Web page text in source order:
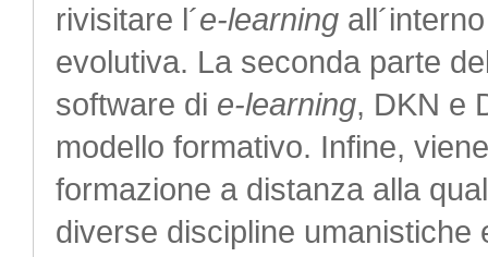
rivisitare l´e-learning
evolutiva. La seconda parte
software di e-learning, DKN e
modello formativo. Infine,
formazione a distanza alla
diverse discipline umanistiche